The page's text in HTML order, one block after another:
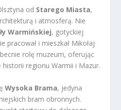
od Starego Miasta,
i atmosferą. Nie
Warmińskiej, gotyckiej
pracował i mieszkał Mikołaj
rolę muzeum, oferując
regionu Warmii i Mazur.
Wysoka Brama, jedyna
bram obronnych.